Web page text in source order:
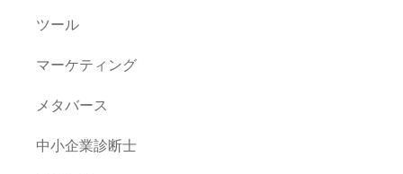
ツール
マーケティング
メタバース
中小企業診断士